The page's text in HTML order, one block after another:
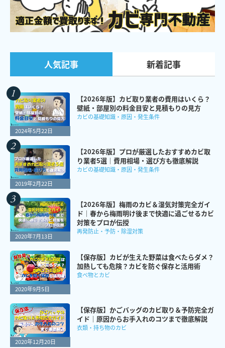
人気記事 新着記事
2024年5月22日
【2026年版】カビ取り業者の費用はいくら？
壁紙・部屋別の料金目安と見積もりの見方
カビの基礎知識・原因・発生条件
2019年2月22日
【2026年版】プロが厳選したおすすめカビ取
り業者5選｜費用相場・選び方も徹底解説
カビの基礎知識・原因・発生条件
2020年7月13日
【2026年版】梅雨のカビ＆湿気対策完全ガイ
ド｜春から梅雨明け後まで快適に過ごせるカビ
対策をプロが伝授
再発防止・予防・除湿対策
2020年9月5日
【保存版】カビが生えた野菜は食べたらダメ？
加熱しても危険？カビを防ぐ保存と活用術
食べ物とカビ
2020年12月20日
【保存版】かごバッグのカビ取り＆予防完全ガ
イド｜原因からお手入れのコツまで徹底解説
衣類・持ち物のカビ